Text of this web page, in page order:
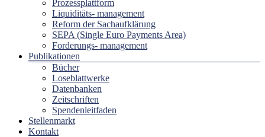
Prozessplattform
Liquiditäts- management
Reform der Sachaufklärung
SEPA (Single Euro Payments Area)
Forderungs- management
Publikationen
Bücher
Loseblattwerke
Datenbanken
Zeitschriften
Spendenleitfaden
Stellenmarkt
Kontakt